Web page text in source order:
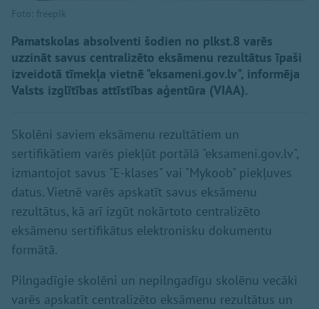
Foto: freepik
Pamatskolas absolventi šodien no plkst.8 varēs
uzzināt savus centralizēto eksāmenu rezultātus īpaši
izveidotā tīmekļa vietnē "eksameni.gov.lv", informēja
Valsts izglītības attīstības aģentūra (VIAA).
Skolēni saviem eksāmenu rezultātiem un
sertifikātiem varēs piekļūt portālā "eksameni.gov.lv",
izmantojot savus "E-klases" vai "Mykoob" piekļuves
datus. Vietnē varēs apskatīt savus eksāmenu
rezultātus, kā arī izgūt nokārtoto centralizēto
eksāmenu sertifikātus elektronisku dokumentu
formātā.
Pilngadīgie skolēni un nepilngadīgu skolēnu vecāki
varēs apskatīt centralizēto eksāmenu rezultātus un